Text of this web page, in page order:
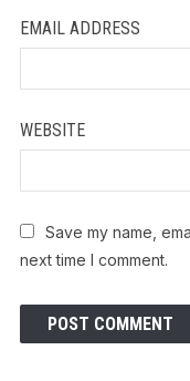
EMAIL ADDRESS
WEBSITE
Save my name,
next time I comment.